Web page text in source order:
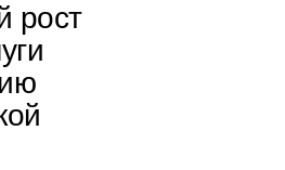
рост